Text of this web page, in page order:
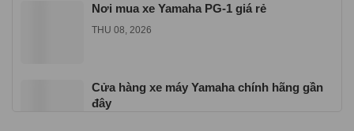
Nơi mua xe Yamaha PG-1 giá rẻ
THU 08, 2026
Cửa hàng xe máy Yamaha chính hãng gần
đây